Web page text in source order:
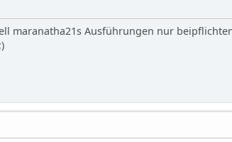
maranatha21s Ausführungen nur